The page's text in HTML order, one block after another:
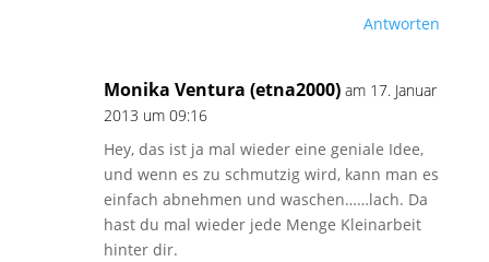
Antworten
Monika Ventura (etna2000) am 17. Januar
2013 um 09:16
Hey, das ist ja mal wieder eine geniale Idee,
und wenn es zu schmutzig wird, kann man es
einfach abnehmen und waschen……lach. Da
hast du mal wieder jede Menge Kleinarbeit
hinter dir.